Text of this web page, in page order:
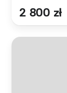
2 800 zł